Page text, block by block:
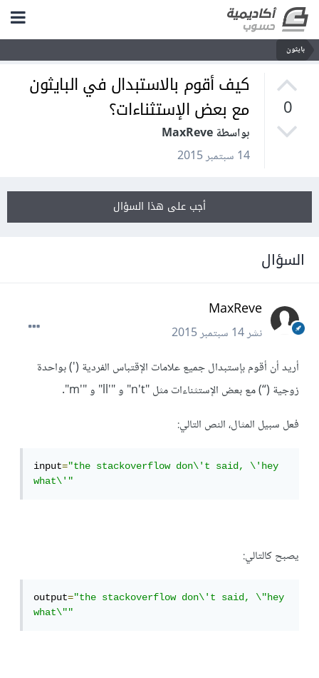
بايثون
0
كيف أقوم بالاستبدال في البايثون
مع بعض الإستثناءات؟
بواسطة MaxReve
14 سبتمبر 2015
أجب على هذا السؤال
السؤال
MaxReve
نشر14 سبتمبر 2015
أريد أن أقوم بإستبدال جميع علامات الإقتباس الفردية (') بواحدة
زوجية (“) مع بعض الإستثناءات مثل "n't" و "'ll" و "'m".
فعل سبيل المثال، النص التالي:
input="the stackoverflow don\'t said, \'hey
what\'"
يصبح كالتالي:
output="the stackoverflow don\'t said, \"hey
what\""